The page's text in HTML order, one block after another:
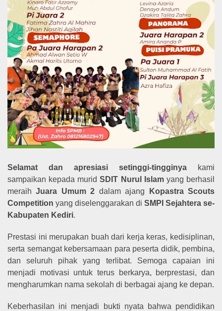
Selamat dan apresiasi setinggi-tingginya kami
sampaikan kepada muridSDIT Nurul Islamyang berhasil
meraihJuara Umum 2 dalam ajang
Kopastra Scouts
Competition yang diselenggarakan di SMPI Sejahtera se-
Kabupaten Kediri.
Prestasi ini merupakan buah dari kerja keras, kedisiplinan,
serta semangat kebersamaan para peserta didik, pembina,
dan seluruh pihak yang terlibat. Semoga capaian ini
menjadi motivasi untuk terus berkarya, berprestasi, dan
mengharumkan nama sekolah di berbagai ajang ke depan.
Keberhasilan ini menjadi bukti nyata bahwa pendidikan